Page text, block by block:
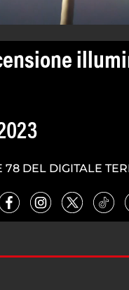
DEL DIGITALE